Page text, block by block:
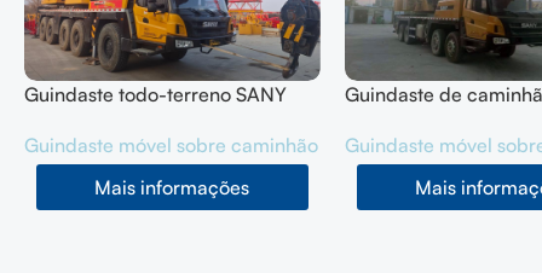
Guindaste todo-terreno SANY
mãos, ano 2022
Guindaste móvel sobre caminhão
Mais informações
Guindaste de
mãos, ano 2021
Guindaste móvel
Mais